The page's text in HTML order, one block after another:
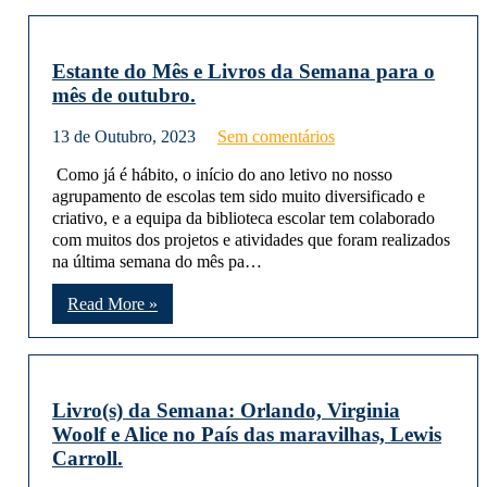
Estante do Mês e Livros da Semana para o
mês de outubro.
13 de Outubro, 2023 Sem comentários
Como já é hábito, o início do ano letivo no nosso
agrupamento de escolas tem sido muito diversificado e
criativo, e a equipa da biblioteca escolar tem colaborado
com muitos dos projetos e atividades que foram realizados
na última semana do mês pa…
Read More »
Livro(s) da Semana: Orlando, Virginia
Woolf e Alice no País das maravilhas, Lewis
Carroll.